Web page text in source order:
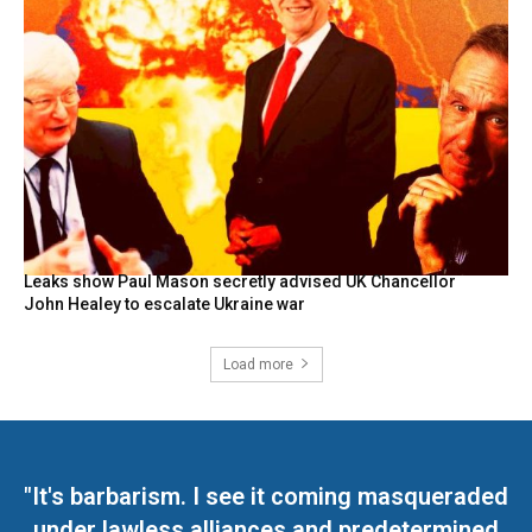
Leaks show Paul Mason secretly advised UK Chancellor
John Healey to escalate Ukraine war
Load more
"It's barbarism. I see it coming masqueraded